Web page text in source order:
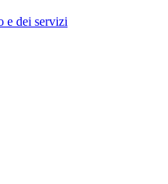
e dei servizi